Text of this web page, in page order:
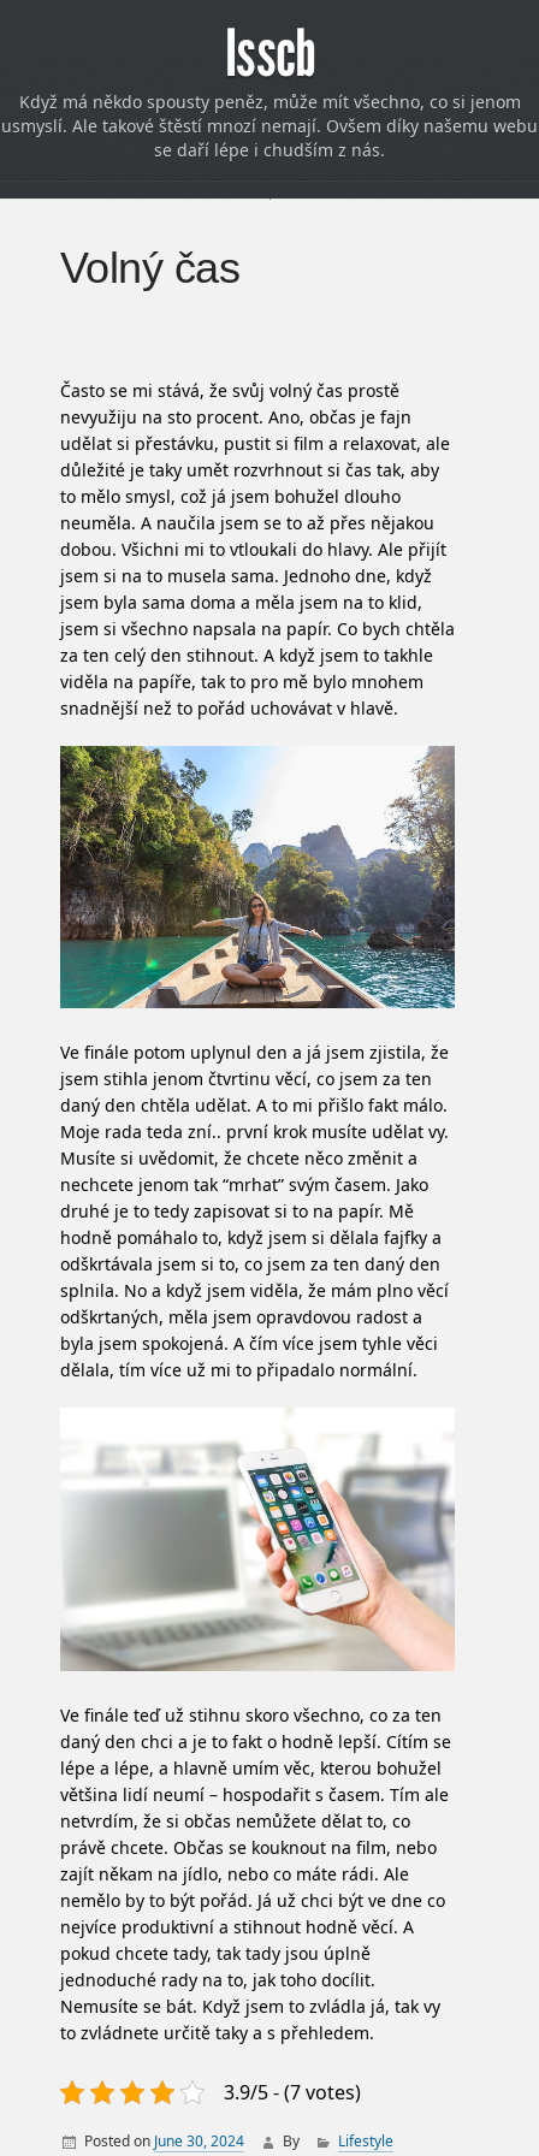
Isscb
Když má někdo spousty peněz, může mít všechno, co si jenom
usmyslí. Ale takové štěstí mnozí nemají. Ovšem díky našemu webu
se daří lépe i chudším z nás.
Volný čas
Často se mi stává, že svůj volný čas prostě
nevyužiju na sto procent. Ano, občas je fajn
udělat si přestávku, pustit si film a relaxovat, ale
důležité je taky umět rozvrhnout si čas tak, aby
to mělo smysl, což já jsem bohužel dlouho
neuměla. A naučila jsem se to až přes nějakou
dobou. Všichni mi to vtloukali do hlavy. Ale přijít
jsem si na to musela sama. Jednoho dne, když
jsem byla sama doma a měla jsem na to klid,
jsem si všechno napsala na papír. Co bych chtěla
za ten celý den stihnout. A když jsem to takhle
viděla na papíře, tak to pro mě bylo mnohem
snadnější než to pořád uchovávat v hlavě.
Ve finále potom uplynul den a já jsem zjistila, že
jsem stihla jenom čtvrtinu věcí, co jsem za ten
daný den chtěla udělat. A to mi přišlo fakt málo.
Moje rada teda zní.. první krok musíte udělat vy.
Musíte si uvědomit, že chcete něco změnit a
nechcete jenom tak “mrhat” svým časem. Jako
druhé je to tedy zapisovat si to na papír. Mě
hodně pomáhalo to, když jsem si dělala fajfky a
odškrtávala jsem si to, co jsem za ten daný den
splnila. No a když jsem viděla, že mám plno věcí
odškrtaných, měla jsem opravdovou radost a
byla jsem spokojená. A čím více jsem tyhle věci
dělala, tím více už mi to připadalo normální.
Ve finále teď už stihnu skoro všechno, co za ten
daný den chci a je to fakt o hodně lepší. Cítím se
lépe a lépe, a hlavně umím věc, kterou bohužel
většina lidí neumí – hospodařit s časem. Tím ale
netvrdím, že si občas nemůžete dělat to, co
právě chcete. Občas se kouknout na film, nebo
zajít někam na jídlo, nebo co máte rádi. Ale
nemělo by to být pořád. Já už chci být ve dne co
nejvíce produktivní a stihnout hodně věcí. A
pokud chcete tady, tak tady jsou úplně
jednoduché rady na to, jak toho docílit.
Nemusíte se bát. Když jsem to zvládla já, tak vy
to zvládnete určitě taky a s přehledem.
3.9/5 - (7 votes)
Posted on June 30, 2024 By Lifestyle